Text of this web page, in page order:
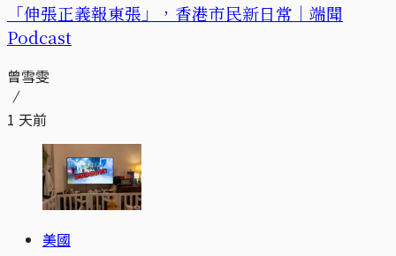
「伸張正義報東張」，香港市民新日常｜端聞
Podcast
曾雪雯
1 天前
美國